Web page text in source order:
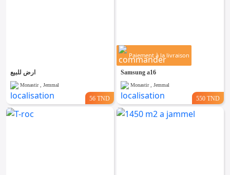
ارض للبيع
Monastir , Jemmal
56 TND
Paiement à la livraison
Samsung a16
Monastir , Jemmal
550 TND